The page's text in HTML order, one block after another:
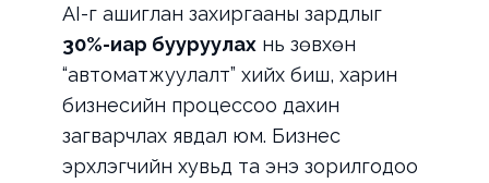
AI-г ашиглан захиргааны зардлыг
30%-иар бууруулахнь зөвхөн
“автоматжуулалт” хийх биш, харин
бизнесийн процессоо дахин
загварчлах явдал юм. Бизнес
эрхлэгчийн хувьд та энэ зорилгодоо